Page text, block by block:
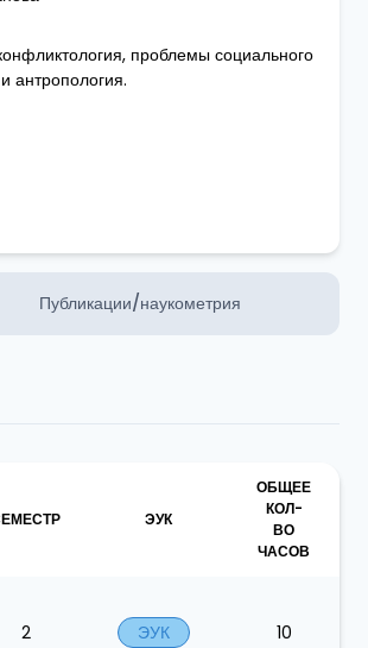
проблемы социального
антропология.
Публикации/наукометрия
ЭУК
ОБЩЕЕ
КОЛ-
ВО
ЧАСОВ
2 ЭУК 10